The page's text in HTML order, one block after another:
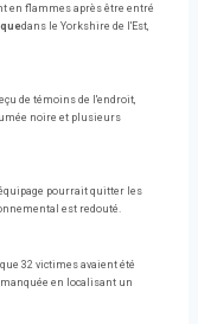
en flammes après être entré
dans le Yorkshire de l'Est,
de témoins de l'endroit,
noire et plusieurs
pourrait quitter les
est redouté.
32 victimes avaient été
en localisant un